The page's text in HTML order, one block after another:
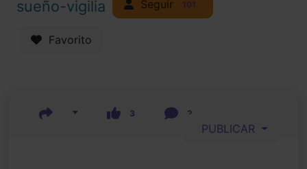
sueño-vigilia
Seguir 101
Favorito
3 2
PUBLICAR